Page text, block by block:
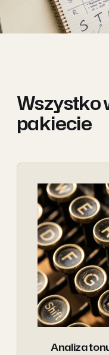
Wszystko
pakiecie
Analiza